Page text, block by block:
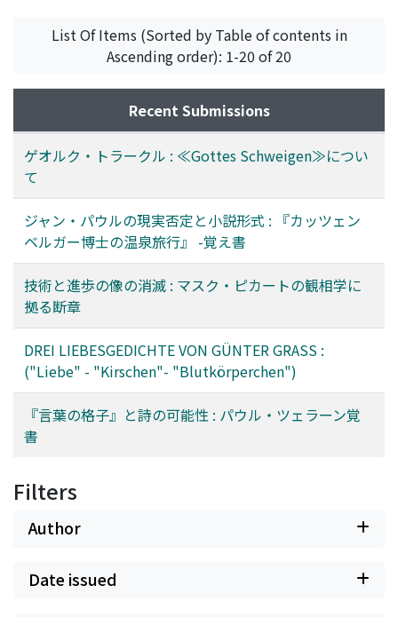
List Of Items (Sorted by Table of contents in
Ascending order): 1-20 of 20
Recent Submissions
ゲオルク・トラークル : ≪Gottes Schweigen≫につい
て
ジャン・パウルの現実否定と小説形式 : 『カッツェン
ベルガー博士の温泉旅行』 -覚え書
技術と進歩の像の消滅 : マスク・ピカートの観相学に
拠る断章
DREI LIEBESGEDICHTE VON GÜNTER GRASS :
("Liebe" - "Kirschen"- "Blutkörperchen")
『言葉の格子』と詩の可能性 : パウル・ツェラーン覚
書
Filters
Author
Date issued